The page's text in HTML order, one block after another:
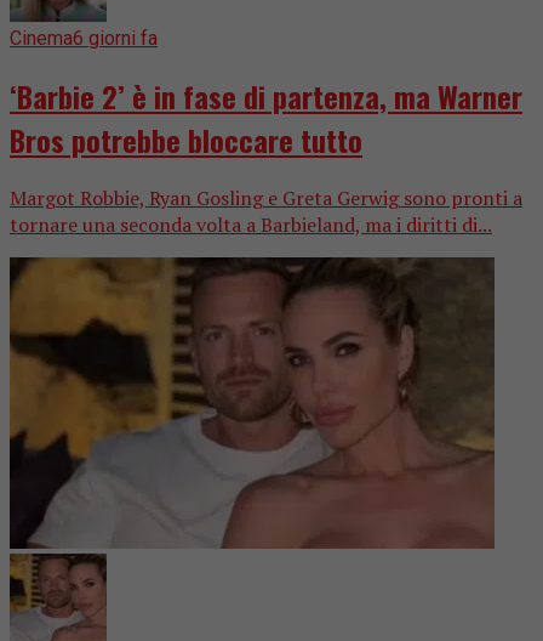
Cinema6 giorni fa
‘Barbie 2’ è in fase di partenza, ma Warner
Bros potrebbe bloccare tutto
Margot Robbie, Ryan Gosling e Greta Gerwig sono pronti a
tornare una seconda volta a Barbieland, ma i diritti di...